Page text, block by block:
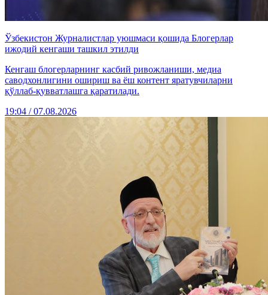
Ўзбекистон Журналистлар уюшмаси қошида Блогерлар
ижодий кенгаши ташкил этилди
Кенгаш блогерларнинг касбий ривожланиши, медиа
саводхонлигини ошириш ва ёш контент яратувчиларни
қўллаб-қувватлашга қаратилади.
19:04 / 07.08.2026